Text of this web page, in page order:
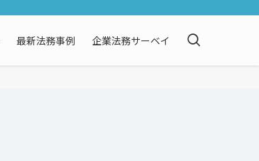
最新法務事例 企業法務サーベイ